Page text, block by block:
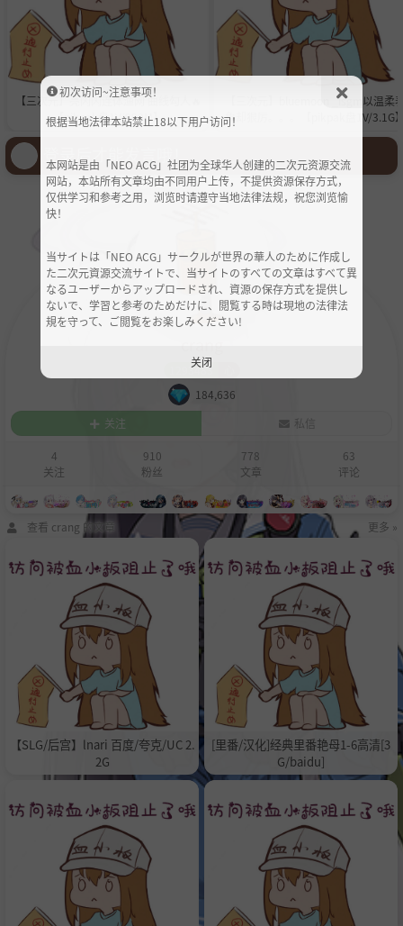
【三次元】亮闪闪连体渔网 曲线勾人🔥
【pikpak盘1V/990M】
【三次元】bluemoon _isgm以温柔
象却狠厉。。。【pikpak盘1V/3.1G
登录后才能发言哦！
1293483
184,636
关注
私信
4
关注
910
粉丝
778
文章
63
评论
查看 crang 的文章 更多 »
【SLG/后宫】lnari 百度/夸克/UC 2.
2G
[里番/汉化]经典里番艳母1-6高清[3
G/baidu]
初次访问~注意事项！
根据当地法律本站禁止18以下用户访问！
本网站是由「NEO ACG」社团为全球华人创建的二次元资源交流
网站，本站所有文章均由不同用户上传，不提供资源保存方式，
仅供学习和参考之用，浏览时请遵守当地法律法规，祝您浏览愉
快！
当サイトは「NEO ACG」サークルが世界の華人のために作成し
た二次元資源交流サイトで、当サイトのすべての文章はすべて異
なるユーザーからアップロードされ、資源の保存方式を提供し
ないで、学習と参考のためだけに、閲覧する時は現地の法律法
規を守って、ご閲覧をお楽しみください!
关闭